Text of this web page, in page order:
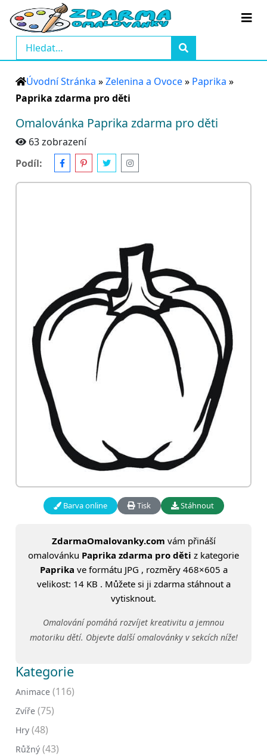
Úvodní Stránka »Zelenina a Ovoce» Paprika »
Paprika zdarma pro děti
Omalovánka Paprika zdarma pro děti
63 zobrazení
Podíl:
Barva online Tisk Stáhnout
ZdarmaOmalovanky.com vám přináší
omalovánku Paprika zdarma pro děti z kategorie
Paprika ve formátu JPG , rozměry 468×605 a
velikost: 14 KB . Můžete si ji zdarma stáhnout a
vytisknout.
Omalování pomáhá rozvíjet kreativitu a jemnou
motoriku dětí. Objevte další omalovánky v sekcích níže!
Kategorie
Animace (116)
Zvíře (75)
Hry (48)
Růžný (43)